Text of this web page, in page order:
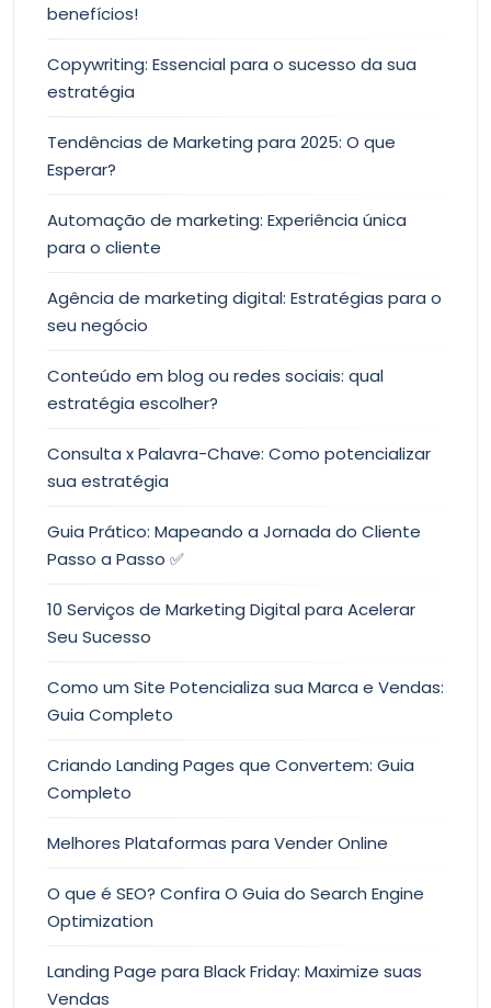
benefícios!
Copywriting: Essencial para o sucesso da sua
estratégia
Tendências de Marketing para 2025: O que
Esperar?
Automação de marketing: Experiência única
para o cliente
Agência de marketing digital: Estratégias para o
seu negócio
Conteúdo em blog ou redes sociais: qual
estratégia escolher?
Consulta x Palavra-Chave: Como potencializar
sua estratégia
Guia Prático: Mapeando a Jornada do Cliente
Passo a Passo ✅
10 Serviços de Marketing Digital para Acelerar
Seu Sucesso
Como um Site Potencializa sua Marca e Vendas:
Guia Completo
Criando Landing Pages que Convertem: Guia
Completo
Melhores Plataformas para Vender Online
O que é SEO? Confira O Guia do Search Engine
Optimization
Landing Page para Black Friday: Maximize suas
Vendas